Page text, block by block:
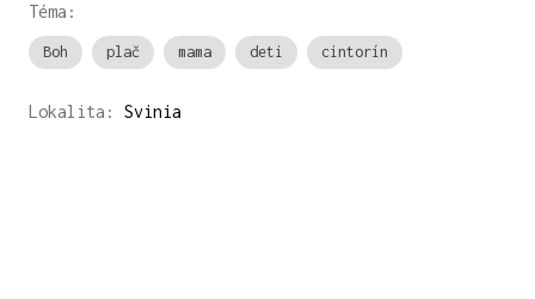
Téma:
Boh plač mama deti cintorín
Lokalita: Svinia